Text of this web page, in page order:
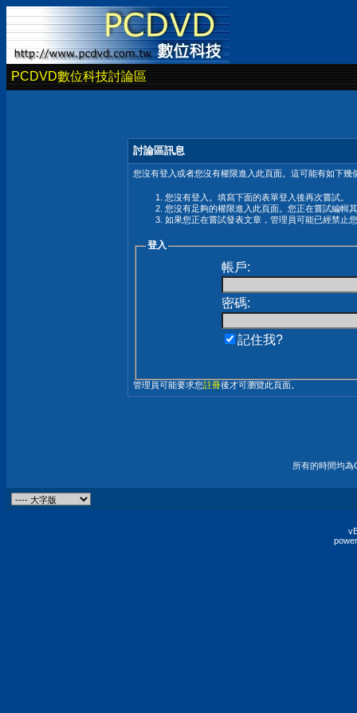
PCDVD數位科技討論區
討論區訊息
您沒有登入或者您沒有權限進入此頁面。這可能有如下幾
您沒有登入。填寫下面的表單登入後再次嘗試。
您沒有足夠的權限進入此頁面。您正在嘗試編輯
如果您正在嘗試發表文章，管理員可能已經禁止
登入
帳戶:
密碼:
記住我?
管理員可能要求您註冊後才可瀏覽此頁面。
所有的時間均為